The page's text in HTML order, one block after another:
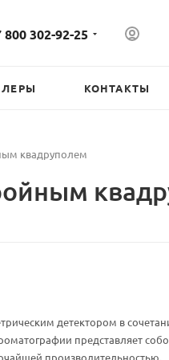
800 302-92-25
КОНТАКТЫ
квадруполем
детектором в
представляет
производительностью.